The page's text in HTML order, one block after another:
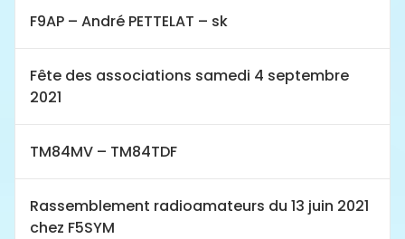
F9AP – André PETTELAT – sk
Fête des associations samedi 4 septembre
2021
TM84MV – TM84TDF
Rassemblement radioamateurs du 13 juin 2021
chez F5SYM